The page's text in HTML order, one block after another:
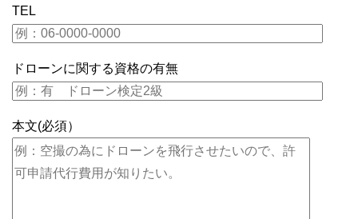
TEL
ドローンに関する資格の有無
本文(必須）